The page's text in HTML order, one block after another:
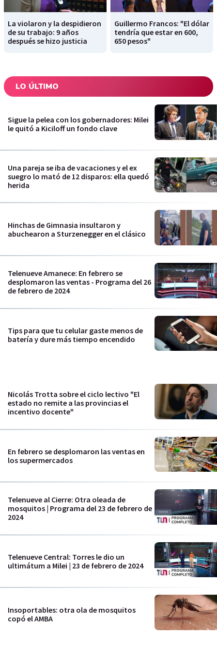
La violaron y la despidieron
de su trabajo: 9 años
después se hizo justicia
Guillermo Francos: "El dólar
tendría que estar en 600,
650 pesos"
LO ÚLTIMO
Sigue la pelea con los gobernadores: Milei
le quitó a Kiciloff un fondo clave
Una pareja se iba de vacaciones y el ex
suegro lo mató de 12 disparos: ella quedó
herida
Hinchas de Gimnasia insultaron y
abuchearon a Sturzenegger en el clásico
Telenueve Amanece: En febrero se
desplomaron las ventas - Programa del 26
de febrero de 2024
Tips para que tu celular gaste menos de
batería y dure más tiempo encendido
Nicolás Trotta sobre el ciclo lectivo "El
estado no remite a las provincias el
incentivo docente"
En febrero se desplomaron las ventas en
los supermercados
Telenueve al Cierre: Otra oleada de
mosquitos | Programa del 23 de febrero de
2024
Telenueve Central: Torres le dio un
ultimátum a Milei | 23 de febrero de 2024
Insoportables: otra ola de mosquitos
copó el AMBA